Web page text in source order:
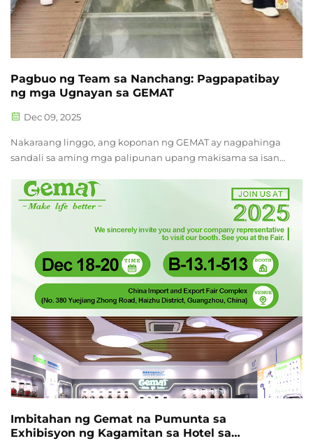
Pagbuo ng Team sa Nanchang: Pagpapatibay
ng mga Ugnayan sa GEMAT
Dec 09, 2025
Nakaraang linggo, ang koponan ng GEMAT ay nagpahinga
sandali sa aming mga palipunan upang makisama sa isang
Nanchang. Ang pinakamataas na punto ay ang pagtitipon
sa makasaysayang August 1st Square, isang lugar na
sumasalamin sa mga tema ng pagkakaisa at lakas. Ang
aktibidad na ito ay isang mahusay na pagkakataon para sa
aming koponan na magkonekta nang lampas sa trabaho,
upang higit na palaguin ang camaraderie at mapagkaloob
na diwa na siyang sentro ng aming kultura sa kompanya.
Imbitahan ng Gemat na Pumunta sa
Exhibisyon ng Kagamitan sa Hotel sa